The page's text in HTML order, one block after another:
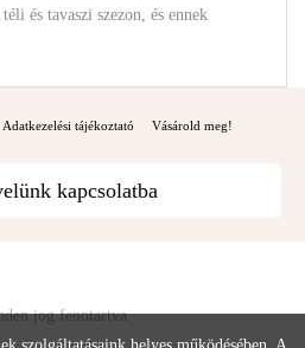
és tavaszi szezon, és ennek
Adatkezelési tájékoztató Vásárold meg!
kapcsolatba
jog fenntartva